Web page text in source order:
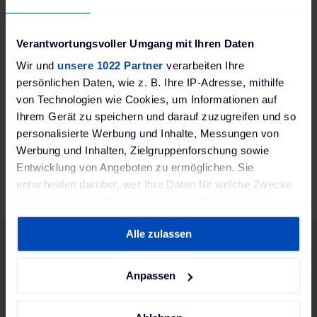
Verantwortungsvoller Umgang mit Ihren Daten
Wir und unsere 1022 Partner verarbeiten Ihre
persönlichen Daten, wie z. B. Ihre IP-Adresse, mithilfe
von Technologien wie Cookies, um Informationen auf
Ihrem Gerät zu speichern und darauf zuzugreifen und so
personalisierte Werbung und Inhalte, Messungen von
Werbung und Inhalten, Zielgruppenforschung sowie
Entwicklung von Angeboten zu ermöglichen. Sie
entscheiden darüber, wer Ihre Daten für welche Zwecke
Cookie-Erklärung oder durch Klicken auf das Privacy
Trigger Symbol ändern oder widerrufen
Wenn Sie es erlauben, würden wir auch gerne:
Alle zulassen
Anpassen
Avis
Abonnez-vous à notre
newsletter :